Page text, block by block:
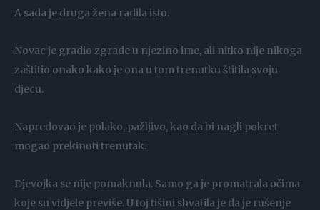
A sada je druga žena radila isto.
Novac je gradio zgrade u njezino ime, ali nitko nije nikoga
zaštitio onako kako je ona u tom trenutku štitila svoju
djecu.
Napredovao je polako, pažljivo, kao da bi nagli pokret
mogao prekinuti trenutak.
Djevojka se nije pomaknula. Samo ga je promatrala očima
koje su vidjele previše. U toj tišini shvatila je da je rušenje